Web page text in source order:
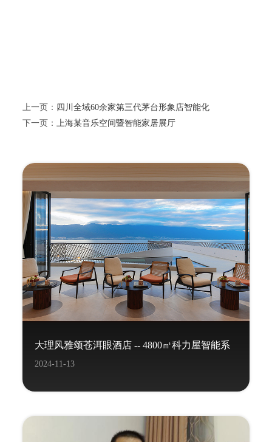
上一页： 四川全域60余家第三代茅台形象店智能化
下一页：上海某音乐空间暨智能家居展厅
大理风雅颂苍洱眼酒店 -- 4800㎡科力屋智能系
2024-11-13